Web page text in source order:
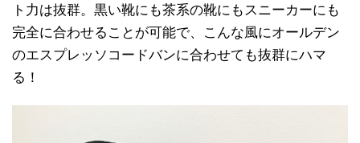
ト力は抜群。黒い靴にも茶系の靴にもスニーカーにも
完全に合わせることが可能で、こんな風にオールデン
のエスプレッソコードバンに合わせても抜群にハマ
る！